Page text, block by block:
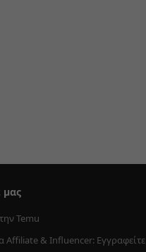
μας
Temu
Affiliate & Influencer: Εγγραφείτε